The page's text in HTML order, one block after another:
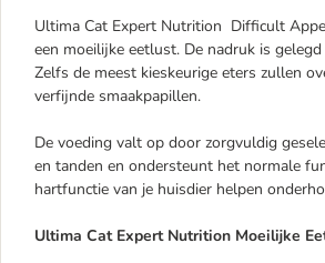
Ultima Cat Expert Nutrition Difficult
een moeilijke eetlust. De nadruk is
Zelfs de meest kieskeurige eters zullen
verfijnde smaakpapillen.
De voeding valt op door zorgvuldig
en tanden en ondersteunt het normale
hartfunctie van je huisdier helpen
Ultima Cat Expert Nutrition Moeilijke